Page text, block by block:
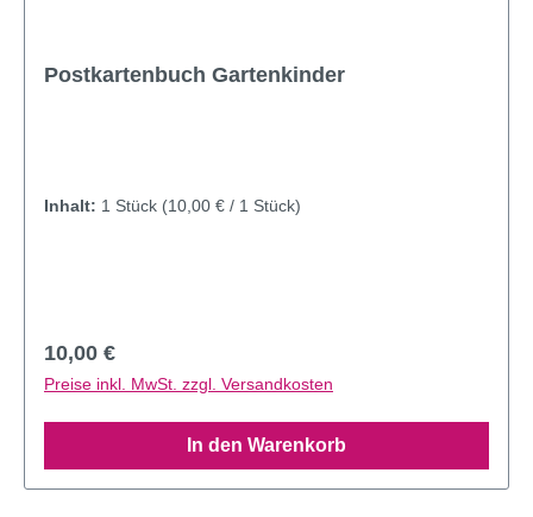
Postkartenbuch Gartenkinder
Inhalt: 1 Stück (10,00 € / 1 Stück)
Regulärer Preis:
10,00 €
Preise inkl. MwSt. zzgl. Versandkosten
In den Warenkorb